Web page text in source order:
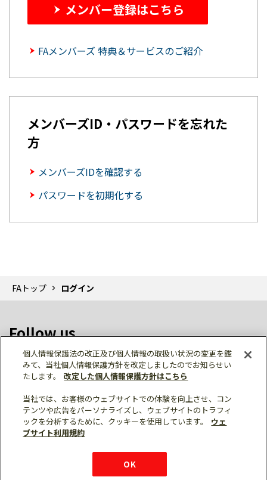
メンバー登録はこちら
FAメンバーズ 特典＆サービスのご紹介
メンバーズID・パスワードを忘れた
方
メンバーズIDを確認する
パスワードを初期化する
FAトップ ログイン
Follow us
個人情報保護 利用規約
ご利用にあたって
サイトマップ
三菱電機トップ
個人情報保護法の改正及び個人情報の取扱い状況の変更を鑑
みて、当社個人情報保護方針を改定しましたのでお知らせい
たします。
改定した個人情報保護方針はこちら
当社では、お客様のウェブサイトでの体験を向上させ、コン
テンツや広告をパーソナライズし、ウェブサイトのトラフィ
ックを分析するために、クッキーを使用しています。
ウェ
ブサイト利用規約
OK
チャットサービス